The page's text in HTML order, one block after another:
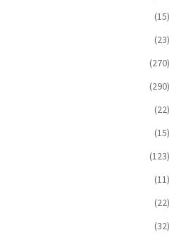
(15)
(23)
(270)
(290)
(22)
(15)
(123)
(11)
(22)
(32)